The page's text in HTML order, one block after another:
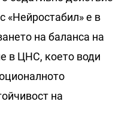
«Нейростабил» е в
на баланса на
в ЦНС, което води
на